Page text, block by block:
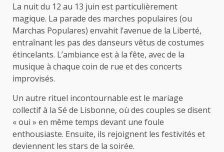
La nuit du 12 au 13 juin est particulièrement
magique. La parade des marches populaires (ou
Marchas Populares) envahit l’avenue de la Liberté,
entraînant les pas des danseurs vêtus de costumes
étincelants. L’ambiance est à la fête, avec de la
musique à chaque coin de rue et des concerts
improvisés.
Un autre rituel incontournable est le mariage
collectif à la Sé de Lisbonne, où des couples se disent
« oui » en même temps devant une foule
enthousiaste. Ensuite, ils rejoignent les festivités et
deviennent les stars de la soirée.